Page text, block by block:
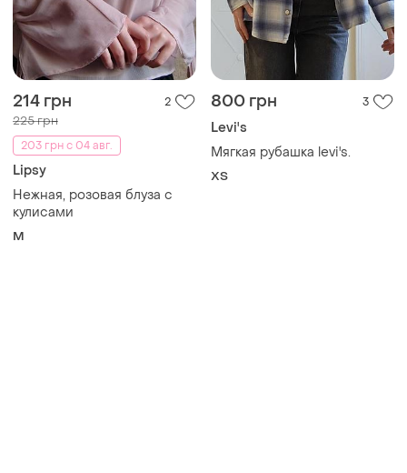
214 грн 2
225 грн
203 грн с 04 авг.
Lipsy
Нежная, розовая блуза с
кулисами
M
800 грн 3
Levi's
Мягкая рубашка levi's.
ХS